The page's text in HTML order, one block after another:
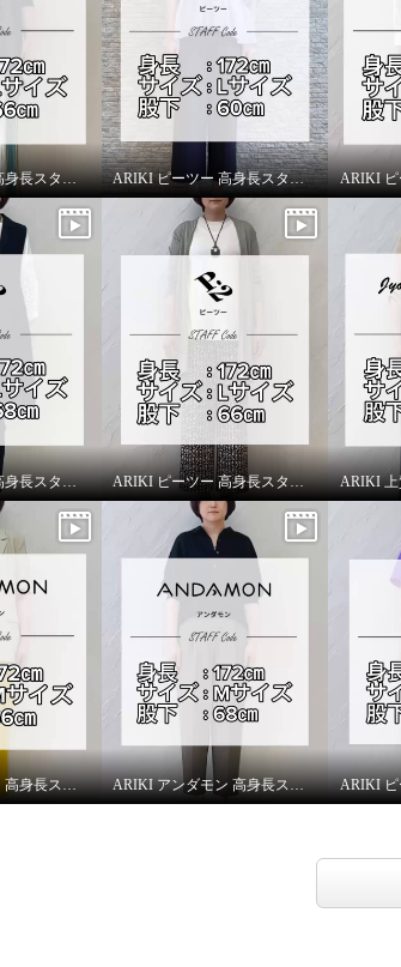
はいてないみ
ルテンション
クセント スト
ピーツー え！？はいてないみ
たい？ エンジェルテンション
Ｒ パイピングアクセント スト
レートパンツ
スカイブルー
¥0
ARIKI ピーツー 高身長スタッフがはいてみました！ ARIKI ピーツー 高身長スタッフがはいてみました！
ARIKI ピーツー 高身長スタッフがはいてみました！ ARIKI ピーツー 高身長スタッフがはいてみました！
ARIKI アンダモン 高身長スタッフがはいてみました！ ARIKI アンダモン 高身長スタッフがはいてみました！